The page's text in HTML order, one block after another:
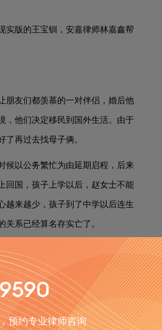
实版的王宝钏，安嘉律师林嘉鑫帮
朋友们都羡慕的一对伴侣，婚后他
，他们决定移民到国外生活。由于
再过去找母子俩。
候以公务繁忙为由延期启程，后来
回国，孩子上学以后，赵女士不能
越来越少，孩子到了中学以后连生
系已经算名存实亡了。
自己讨回公道，从此开启全新的生
预约专业律师咨询